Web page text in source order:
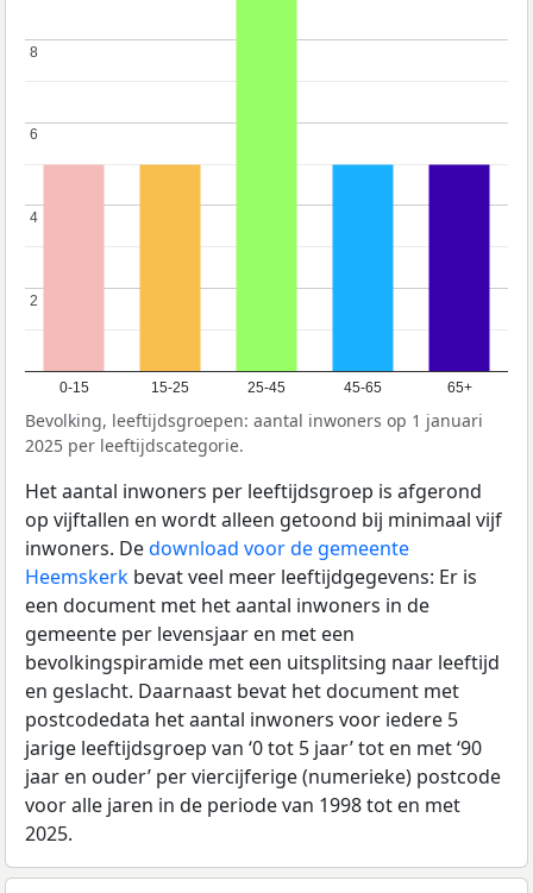
0-15 15-25 25-45 45-65 65+
2
2
4
4
6
6
8
8
Bevolking, leeftijdsgroepen: aantal inwoners op 1 januari
2025 per leeftijdscategorie.
Het aantal inwoners per leeftijdsgroep is afgerond
op vijftallen en wordt alleen getoond bij minimaal vijf
inwoners. Dedownload voor de gemeente
Heemskerk bevat veel meer leeftijdgegevens: Er is
een document met het aantal inwoners in de
gemeente per levensjaar en met een
bevolkingspiramide met een uitsplitsing naar leeftijd
en geslacht. Daarnaast bevat het document met
postcodedata het aantal inwoners voor iedere 5
jarige leeftijdsgroep van ‘0 tot 5 jaar’ tot en met ‘90
jaar en ouder’ per viercijferige (numerieke) postcode
voor alle jaren in de periode van 1998 tot en met
2025.